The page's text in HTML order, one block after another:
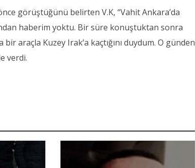
görüştüğünü belirten V.K, “Vahit Ankara’da
haberim yoktu. Bir süre konuştuktan sonra
araçla Kuzey Irak’a kaçtığını duydum. O günden
verdi.